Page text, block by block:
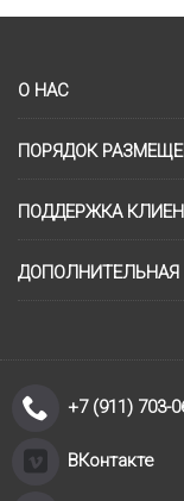
О НАС
ПОРЯДОК
ПОДДЕРЖКА
+7 (911) 703-
ВКонтакте